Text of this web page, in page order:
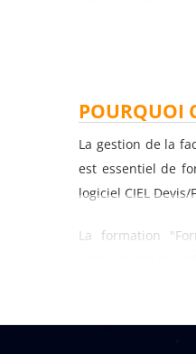
POURQUOI
La gestion de la
est essentiel de
logiciel CIEL Devis/
La formation
et ainsi optimiser
Les